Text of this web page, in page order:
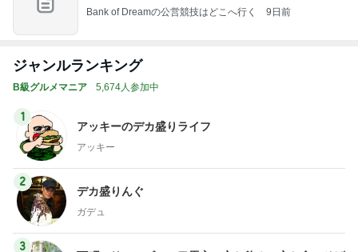
Bank of Dreamの公営競技はどこへ行く 9日前
ジャンルランキング
B級グルメマニア 5,674人参加中
1
アッキーのデカ盛りライフ
アッキー
2
デカ盛りんぐ
ガデュ
3